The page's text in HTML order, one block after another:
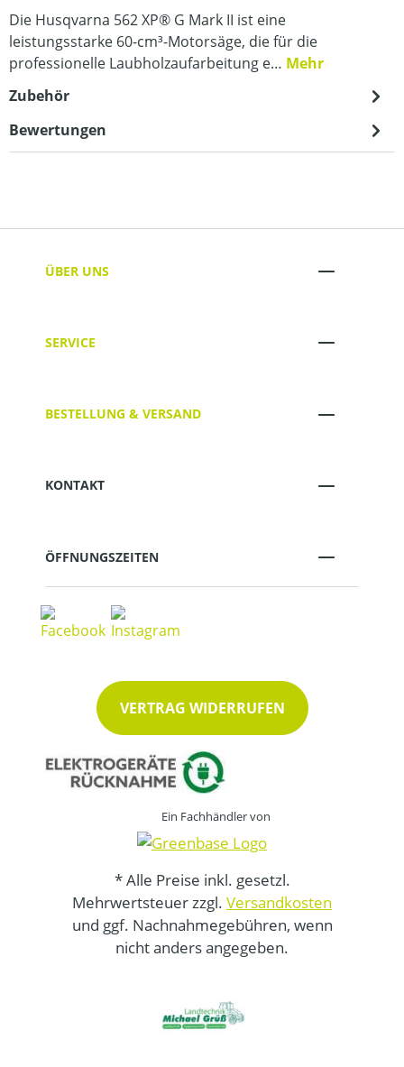
Die Husqvarna 562 XP® G Mark II ist eine
leistungsstarke 60-cm³-Motorsäge, die für die
professionelle Laubholzaufarbeitung e… Mehr
Zubehör
Bewertungen
ÜBER UNS
SERVICE
BESTELLUNG & VERSAND
KONTAKT
ÖFFNUNGSZEITEN
VERTRAG WIDERRUFEN
Ein Fachhändler von
* Alle Preise inkl. gesetzl.
Mehrwertsteuer zzgl. Versandkosten
und ggf. Nachnahmegebühren, wenn
nicht anders angegeben.